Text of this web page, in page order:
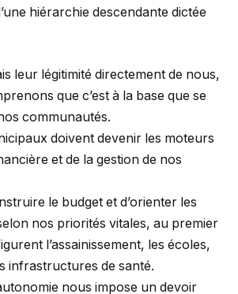
hiérarchie descendante dictée
leur légitimité directement de nous,
que c’est à la base que se
communautés.
doivent devenir les moteurs
et de la gestion de nos
le budget et d’orienter les
nos priorités vitales, au premier
l’assainissement, les écoles,
infrastructures de santé.
nous impose un devoir